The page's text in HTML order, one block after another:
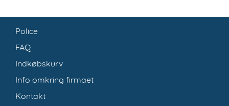
Police
FAQ
Indkøbskurv
Info omkring firmaet
Kontakt